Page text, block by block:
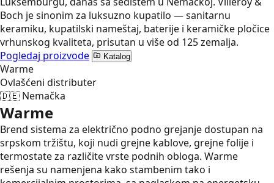
Boch je sinonim za luksuzno kupatilo — sanitarnu
keramiku, kupatilski nameštaj, baterije i keramičke pločice
vrhunskog kvaliteta, prisutan u više od 125 zemalja.
Pogledaj proizvode
Katalog
Warme
Ovlašćeni distributer
🇩🇪 Nemačka
Warme
Brend sistema za električno podno grejanje dostupan na
srpskom tržištu, koji nudi grejne kablove, grejne folije i
termostate za različite vrste podnih obloga. Warme
rešenja su namenjena kako stambenim tako i